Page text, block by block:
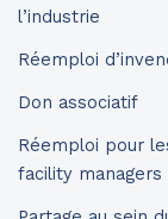
l’industrie
Réemploi
Don associatif
Réemploi pour
facility managers